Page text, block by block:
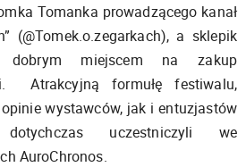
Tomanka prowadzącego kanał
(@Tomek.o.zegarkach), a sklepik
dobrym miejscem na zakup
Atrakcyjną formułę festiwalu,
wystawców, jak i entuzjastów
uczestniczyli we
AuroChronos.